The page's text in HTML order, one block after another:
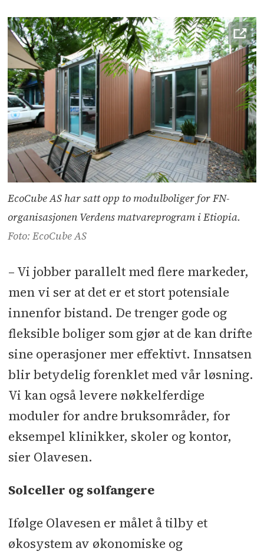
EcoCube AS har satt opp to modulboliger for FN-
organisasjonen Verdens matvareprogram i Etiopia.
Foto: EcoCube AS
– Vi jobber parallelt med flere markeder,
men vi ser at det er et stort potensiale
innenfor bistand. De trenger gode og
fleksible boliger som gjør at de kan drifte
sine operasjoner mer effektivt. Innsatsen
blir betydelig forenklet med vår løsning.
Vi kan også levere nøkkelferdige
moduler for andre bruksområder, for
eksempel klinikker, skoler og kontor,
sier Olavesen.
Solceller og solfangere
Ifølge Olavesen er målet å tilby et
økosystem av økonomiske og